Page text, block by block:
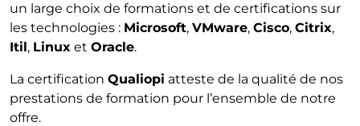
un large choix de formations et de certifications sur
les technologies : Microsoft, VMware, Cisco, Citrix,
Itil, Linux et Oracle.
La certification Qualiopi atteste de la qualité de nos
prestations de formation pour l’ensemble de notre
offre.